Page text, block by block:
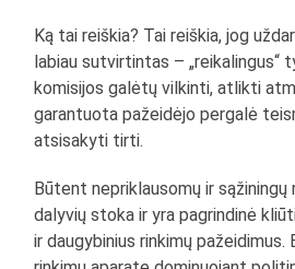
Ką tai reiškia? Tai reiškia, jog
labiau sutvirtintas – „reikalingus“
komisijos galėtų vilkinti, atlikti
garantuota pažeidėjo pergalė
atsisakyti tirti.
Būtent nepriklausomų ir
dalyvių stoka ir yra pagrindinė
ir daugybinius rinkimų pažeidimus.